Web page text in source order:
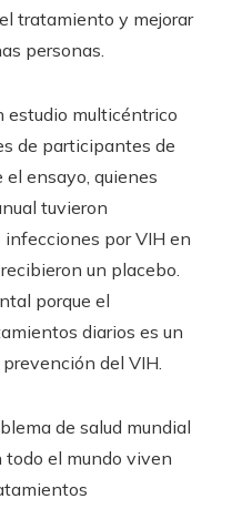
tratamiento y mejorar
personas.
estudio multicéntrico
de participantes de
ensayo, quienes
tuvieron
por VIH en
un placebo.
porque el
diarios es un
del VIH.
de salud mundial
el mundo viven